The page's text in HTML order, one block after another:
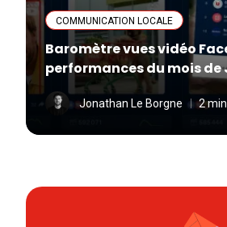
COMMUNICATION LOCALE
Baromètre vues vidéo
performances du mois de
Jonathan Le Borgne 2